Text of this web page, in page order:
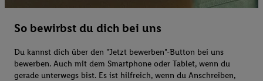
So bewirbst du dich bei uns
Du kannst dich über den "Jetzt bewerben"-Button bei uns
bewerben. Auch mit dem Smartphone oder Tablet, wenn du
gerade unterwegs bist. Es ist hilfreich, wenn du Anschreiben,